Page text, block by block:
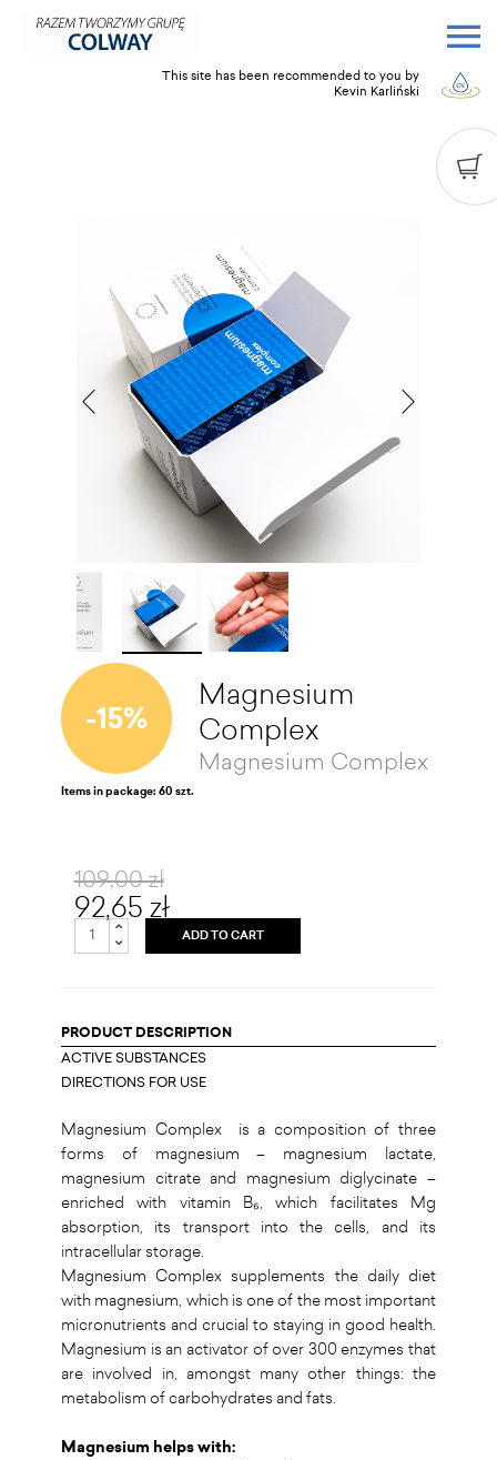
This site has been recommended to you by
Kevin Karliński
-15%
Magnesium
Complex
Magnesium Complex
Items in package: 60 szt.
92,65 zł
109,00 zł
ADD TO CART
PRODUCT DESCRIPTION
ACTIVE SUBSTANCES
DIRECTIONS FOR USE
Magnesium Complex is a composition of three
forms of magnesium – magnesium lactate,
magnesium citrate and magnesium diglycinate –
enriched with vitamin B₆, which facilitates Mg
absorption, its transport into the cells, and its
intracellular storage.
Magnesium Complex supplements the daily diet
with magnesium, which is one of the most important
micronutrients and crucial to staying in good health.
Magnesium is an activator of over 300 enzymes that
are involved in, amongst many other things: the
metabolism of carbohydrates and fats.
Magnesium helps with: